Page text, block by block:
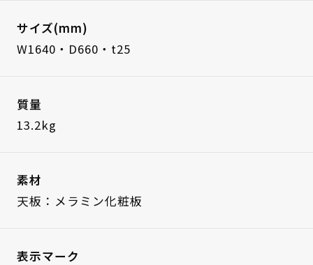
サイズ(mm)
W1640・D660・t25
質量
13.2kg
素材
天板：メラミン化粧板
表示マーク